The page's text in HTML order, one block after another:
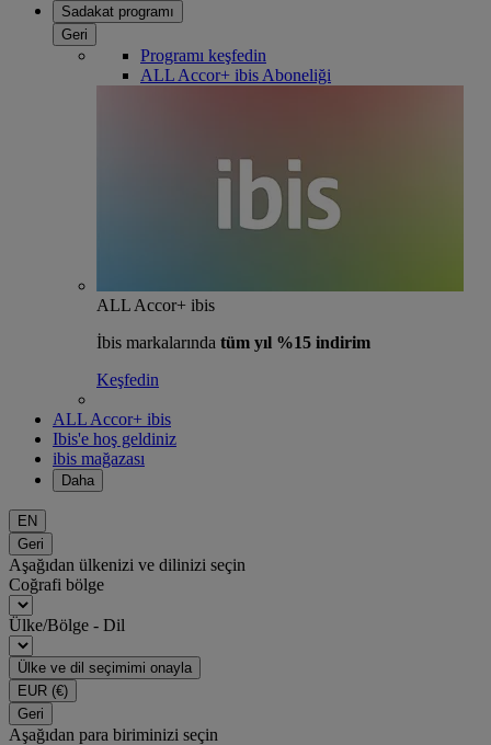
Sadakat programı
Geri
Programı keşfedin
ALL Accor+ ibis Aboneliği
ALL Accor+ ibis
İbis markalarında tüm yıl %15 indirim
Keşfedin
ALL Accor+ ibis
Ibis'e hoş geldiniz
ibis mağazası
Daha
EN
Geri
Aşağıdan ülkenizi ve dilinizi seçin
Coğrafi bölge
Ülke/Bölge - Dil
Ülke ve dil seçimimi onayla
EUR (€)
Geri
Aşağıdan para biriminizi seçin